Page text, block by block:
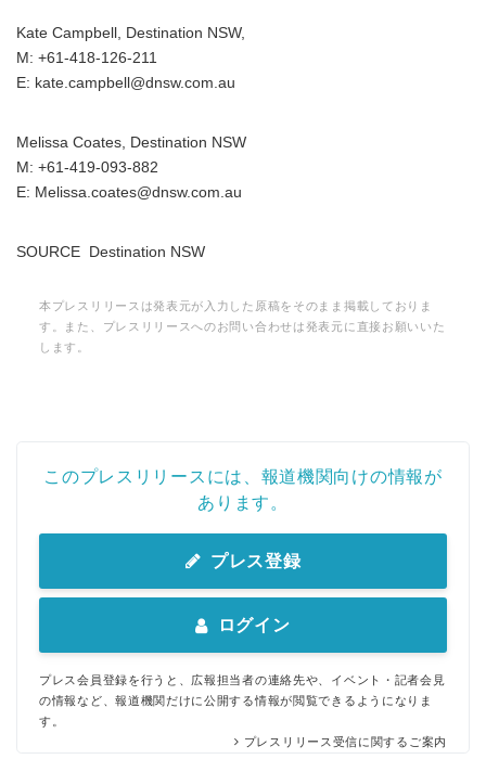
Kate Campbell, Destination NSW,
M: +61-418-126-211
E: kate.campbell@dnsw.com.au
Melissa Coates, Destination NSW
M: +61-419-093-882
E: Melissa.coates@dnsw.com.au
SOURCE Destination NSW
本プレスリリースは発表元が入力した原稿をそのまま掲載しておりま
す。また、プレスリリースへのお問い合わせは発表元に直接お願いいた
します。
このプレスリリースには、報道機関向けの情報が
あります。
プレス登録
ログイン
プレス会員登録を行うと、広報担当者の連絡先や、イベント・記者会見
の情報など、報道機関だけに公開する情報が閲覧できるようになりま
す。
プレスリリース受信に関するご案内